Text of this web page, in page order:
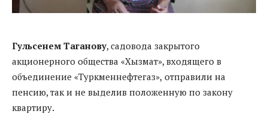
Гульсенем Таганову, садовода закрытого
акционерного общества «Хызмат», входящего в
объединение «Туркменнефтегаз», отправили на
пенсию, так и не выделив положенную по закону
квартиру.